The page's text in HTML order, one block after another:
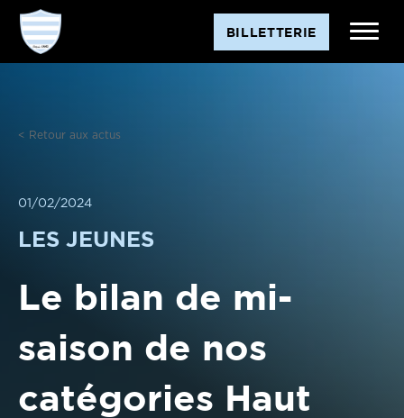
Aller
contenu
BILLETTERIE
< Retour aux actus
01/02/2024
LES JEUNES
Le bilan de mi-
saison de nos
catégories Haut